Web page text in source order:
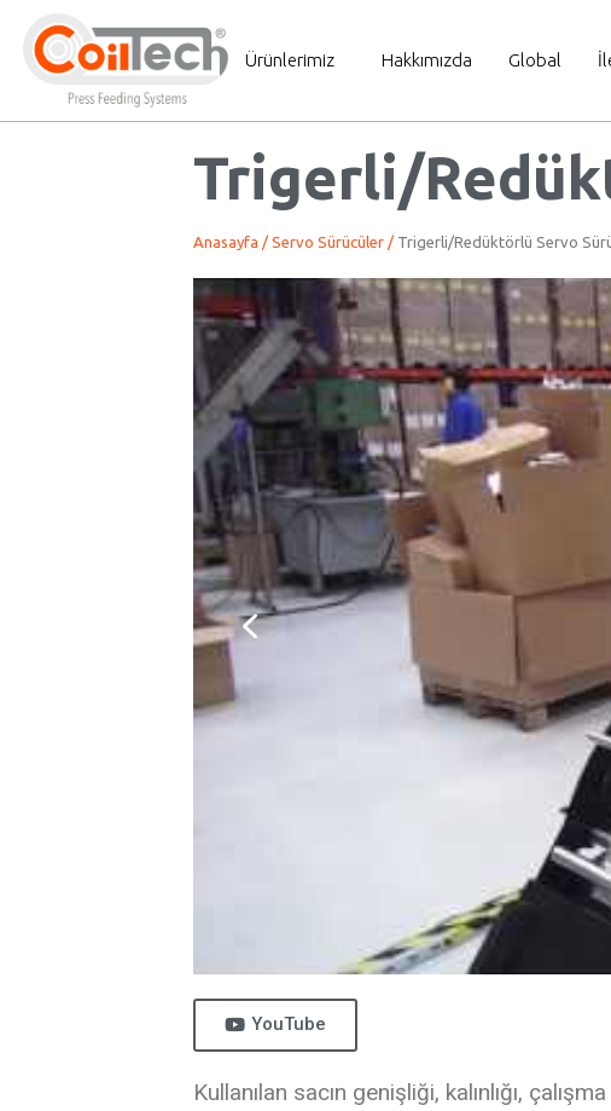
Ürünlerimiz Hakkımızda Global
Trigerli/
Anasayfa / Servo Sürücüler / Trigerli/Redüktörlü Servo
YouTube
Kullanılan sacın genişliği, kalınlığı,